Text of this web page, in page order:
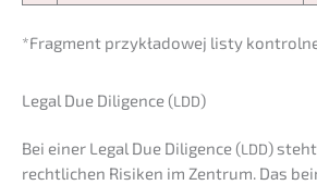
*Fragment przykła­do­wej listy
Legal Due Diligence (LDD)
Bei einer Legal Due Diligence (LDD)
recht­li­chen Risiken im Zentrum. Das